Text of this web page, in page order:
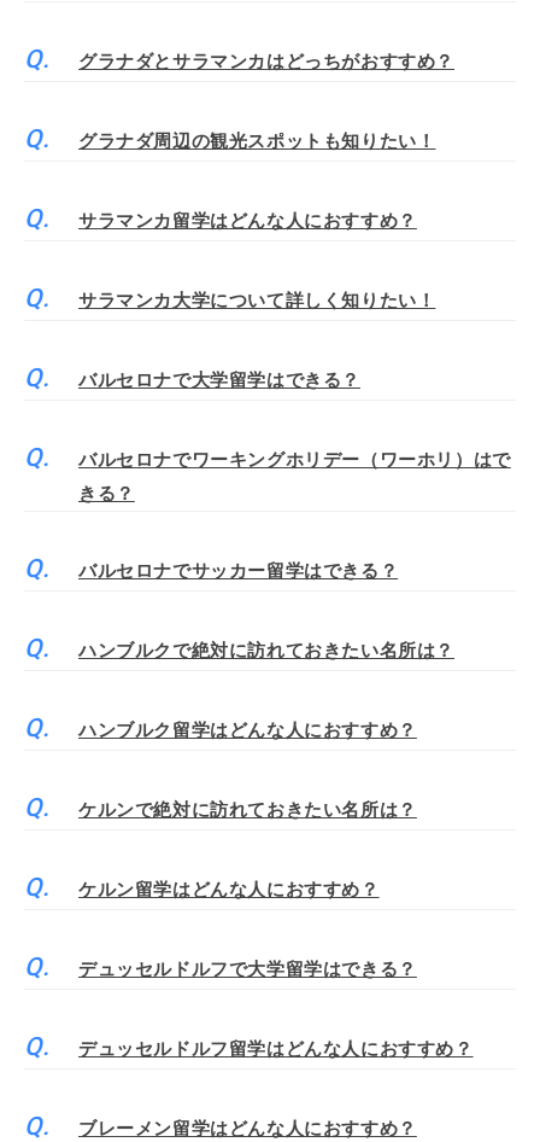
グラナダとサラマンカはどっちがおすすめ？
グラナダ周辺の観光スポットも知りたい！
サラマンカ留学はどんな人におすすめ？
サラマンカ大学について詳しく知りたい！
バルセロナで大学留学はできる？
バルセロナでワーキングホリデー（ワーホリ）はで
きる？
バルセロナでサッカー留学はできる？
ハンブルクで絶対に訪れておきたい名所は？
ハンブルク留学はどんな人におすすめ？
ケルンで絶対に訪れておきたい名所は？
ケルン留学はどんな人におすすめ？
デュッセルドルフで大学留学はできる？
デュッセルドルフ留学はどんな人におすすめ？
ブレーメン留学はどんな人におすすめ？